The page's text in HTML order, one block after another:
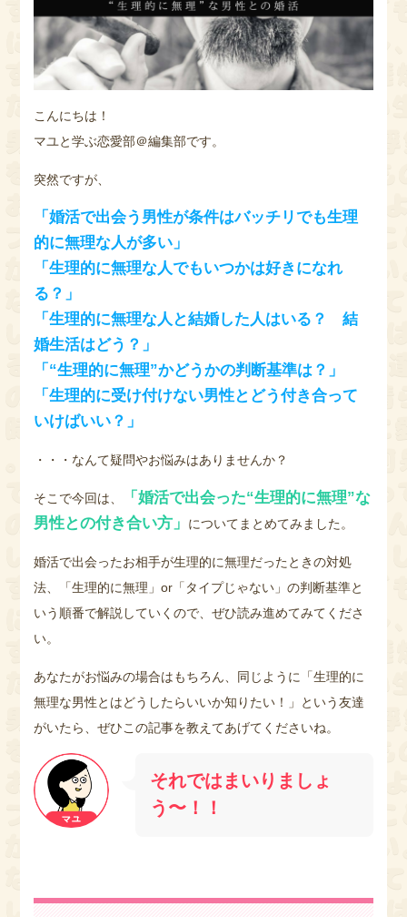
こんにちは！
マユと学ぶ恋愛部＠編集部です。
突然ですが、
「婚活で出会う男性が条件はバッチリでも生理
的に無理な人が多い」
「生理的に無理な人でもいつかは好きになれ
る？」
「生理的に無理な人と結婚した人はいる？ 結
婚生活はどう？」
「“生理的に無理”かどうかの判断基準は？」
「生理的に受け付けない男性とどう付き合って
いけばいい？」
・・・なんて疑問やお悩みはありませんか？
そこで今回は、
「婚活で出会った“生理的に無理”な
男性との付き合い方」
についてまとめてみました。
婚活で出会ったお相手が生理的に無理だったときの対処
法、「生理的に無理」or「タイプじゃない」の判断基準と
いう順番で解説していくので、ぜひ読み進めてみてくださ
い。
あなたがお悩みの場合はもちろん、同じように「生理的に
無理な男性とはどうしたらいいか知りたい！」という友達
がいたら、ぜひこの記事を教えてあげてくださいね。
それではまいりましょ
う〜！！